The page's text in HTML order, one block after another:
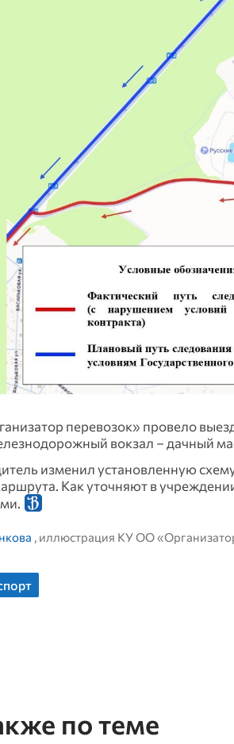
перевозок» провело
вокзал – дачный
изменил установленную
Как уточняют в
, иллюстрация КУ ОО
по теме